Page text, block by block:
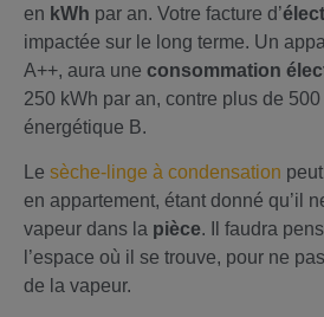
en kWh par an. Votre facture d’
impactée sur le long terme. Un
A++, aura une consommation
250 kWh par an, contre plus de
énergétique B.
Le sèche-linge à condensation
en appartement, étant donné qu’il
vapeur dans la pièce. Il faudra
l’espace où il se trouve, pour ne
de la vapeur.